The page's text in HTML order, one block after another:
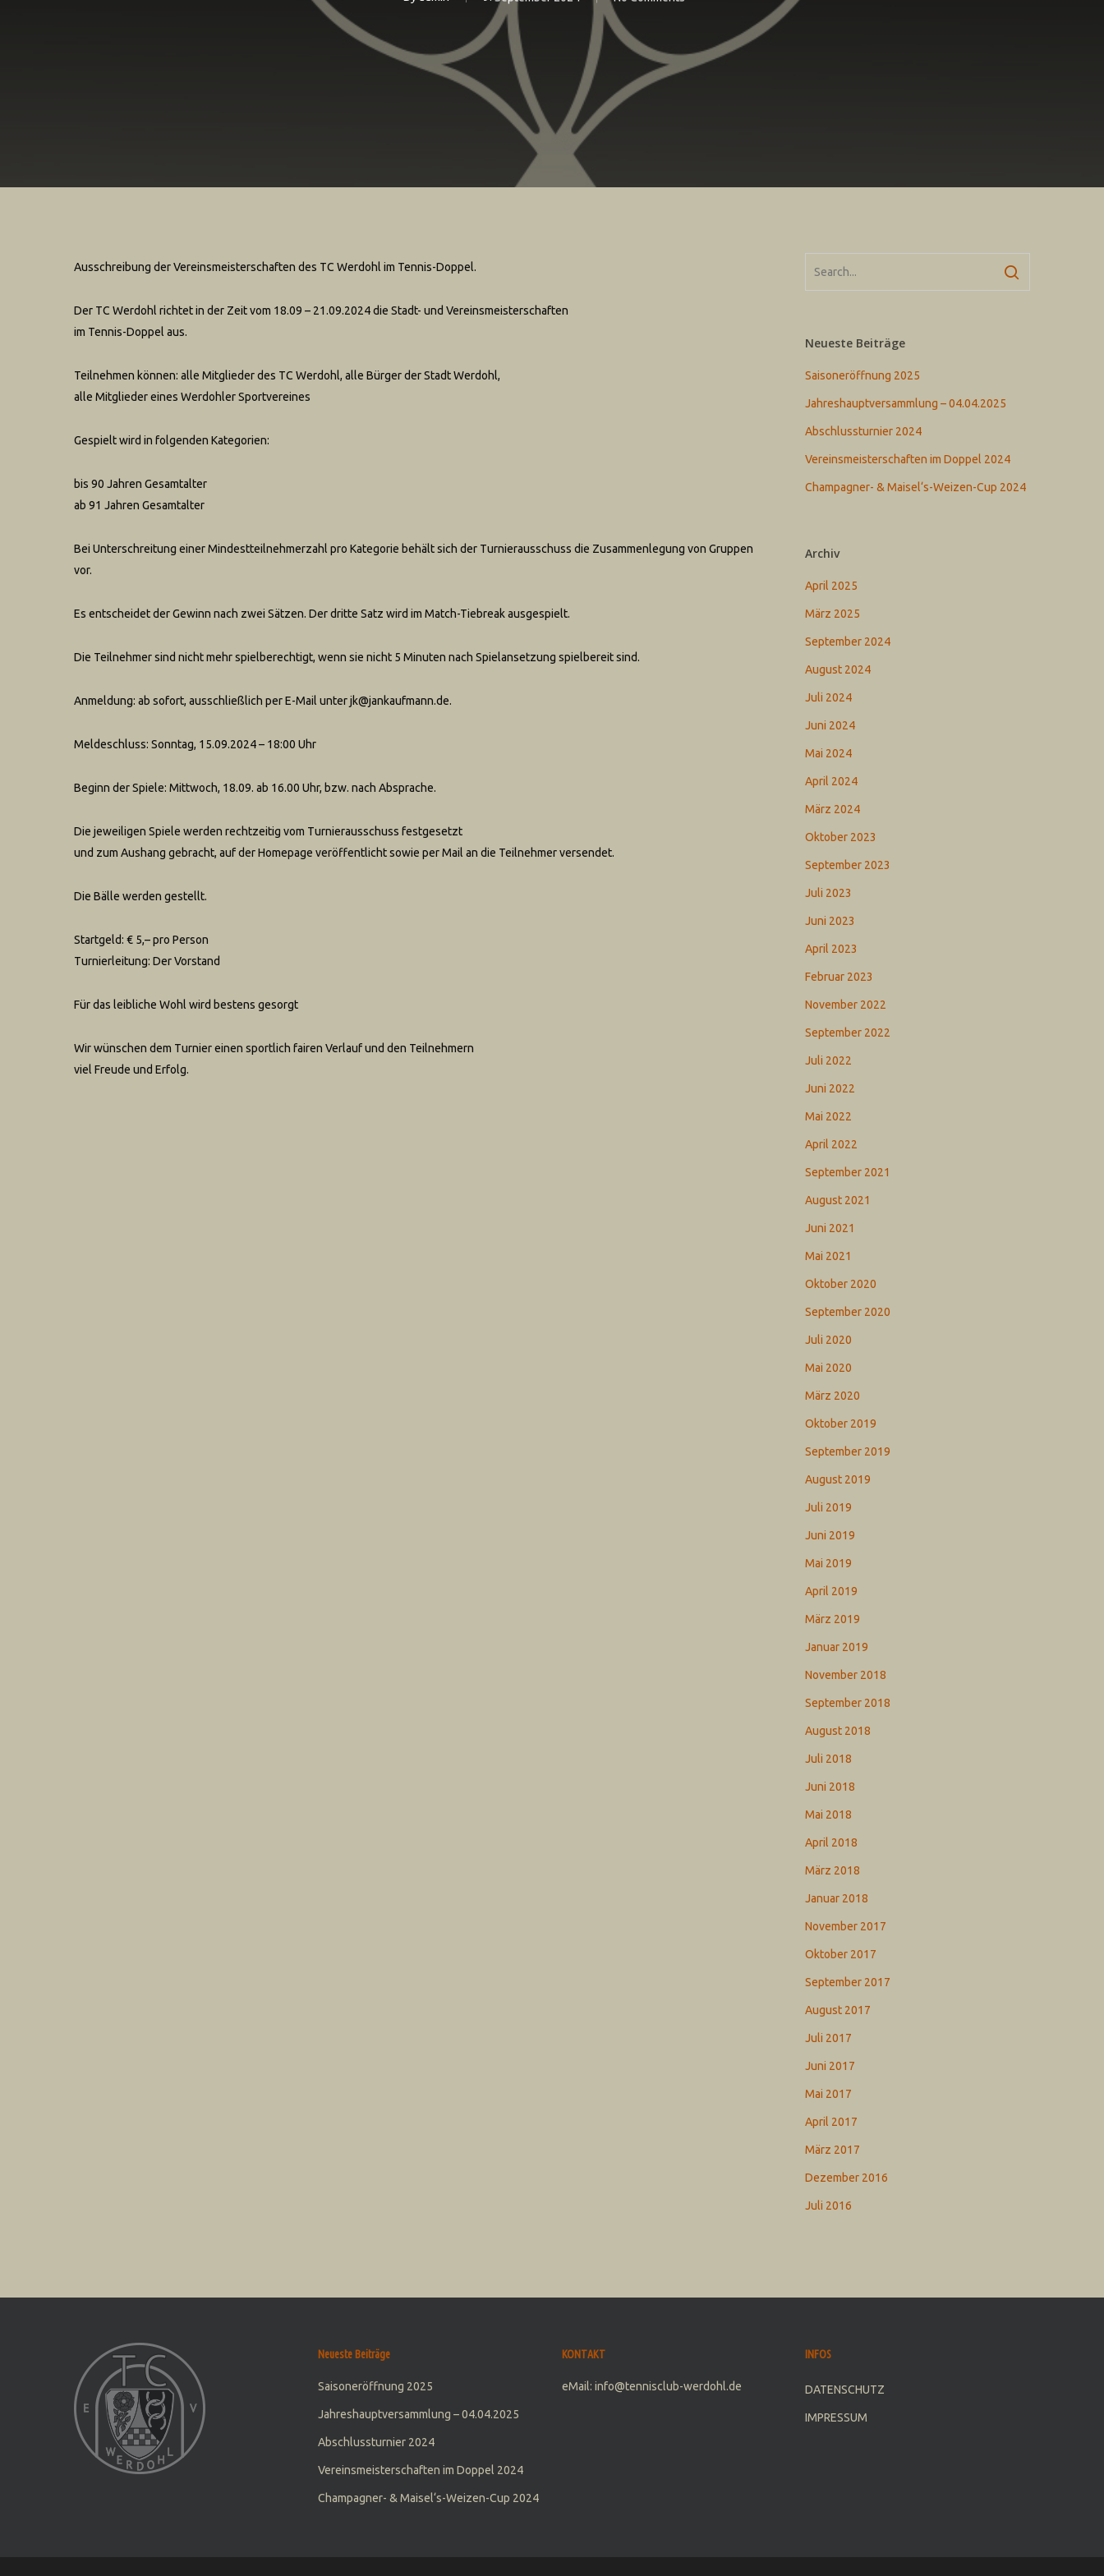
Ausschreibung der Vereinsmeisterschaften des TC Werdohl im Tennis-Doppel.
Der TC Werdohl richtet in der Zeit vom 18.09 – 21.09.2024 die Stadt- und Vereinsmeisterschaften
im Tennis-Doppel aus.
Teilnehmen können: alle Mitglieder des TC Werdohl, alle Bürger der Stadt Werdohl,
alle Mitglieder eines Werdohler Sportvereines
Gespielt wird in folgenden Kategorien:
bis 90 Jahren Gesamtalter
ab 91 Jahren Gesamtalter
Bei Unterschreitung einer Mindestteilnehmerzahl pro Kategorie behält sich der Turnierausschuss die Zusammenlegung von Gruppen
vor.
Es entscheidet der Gewinn nach zwei Sätzen. Der dritte Satz wird im Match-Tiebreak ausgespielt.
Die Teilnehmer sind nicht mehr spielberechtigt, wenn sie nicht 5 Minuten nach Spielansetzung spielbereit sind.
Anmeldung: ab sofort, ausschließlich per E-Mail unter jk@jankaufmann.de.
Meldeschluss: Sonntag, 15.09.2024 – 18:00 Uhr
Beginn der Spiele: Mittwoch, 18.09. ab 16.00 Uhr, bzw. nach Absprache.
Die jeweiligen Spiele werden rechtzeitig vom Turnierausschuss festgesetzt
und zum Aushang gebracht, auf der Homepage veröffentlicht sowie per Mail an die Teilnehmer versendet.
Die Bälle werden gestellt.
Startgeld: € 5,– pro Person
Turnierleitung: Der Vorstand
Für das leibliche Wohl wird bestens gesorgt
Wir wünschen dem Turnier einen sportlich fairen Verlauf und den Teilnehmern
viel Freude und Erfolg.
Neueste Beiträge
Saisoneröffnung 2025
Jahreshauptversammlung – 04.04.2025
Abschlussturnier 2024
Vereinsmeisterschaften im Doppel 2024
Champagner- & Maisel‘s-Weizen-Cup 2024
Archiv
April 2025
März 2025
September 2024
August 2024
Juli 2024
Juni 2024
Mai 2024
April 2024
März 2024
Oktober 2023
September 2023
Juli 2023
Juni 2023
April 2023
Februar 2023
November 2022
September 2022
Juli 2022
Juni 2022
Mai 2022
April 2022
September 2021
August 2021
Juni 2021
Mai 2021
Oktober 2020
September 2020
Juli 2020
Mai 2020
März 2020
Oktober 2019
September 2019
August 2019
Juli 2019
Juni 2019
Mai 2019
April 2019
März 2019
Januar 2019
November 2018
September 2018
August 2018
Juli 2018
Juni 2018
Mai 2018
April 2018
März 2018
Januar 2018
November 2017
Oktober 2017
September 2017
August 2017
Juli 2017
Juni 2017
Mai 2017
April 2017
März 2017
Dezember 2016
Juli 2016
Neueste Beiträge
Saisoneröffnung 2025
Jahreshauptversammlung – 04.04.2025
Abschlussturnier 2024
Vereinsmeisterschaften im Doppel 2024
Champagner- & Maisel‘s-Weizen-Cup 2024
KONTAKT
eMail: info@tennisclub-werdohl.de
INFOS
DATENSCHUTZ
IMPRESSUM